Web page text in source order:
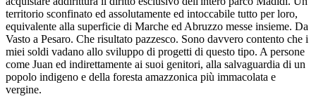
territorio sconfinato ed assolutamente ed intoccabile tutto per loro,
equivalente alla superficie di Marche ed Abruzzo messe insieme. Da
Vasto a Pesaro. Che risultato pazzesco. Sono davvero contento che i
miei soldi vadano allo sviluppo di progetti di questo tipo. A persone
come Juan ed indirettamente ai suoi genitori, alla salvaguardia di un
popolo indigeno e della foresta amazzonica più immacolata e
vergine.